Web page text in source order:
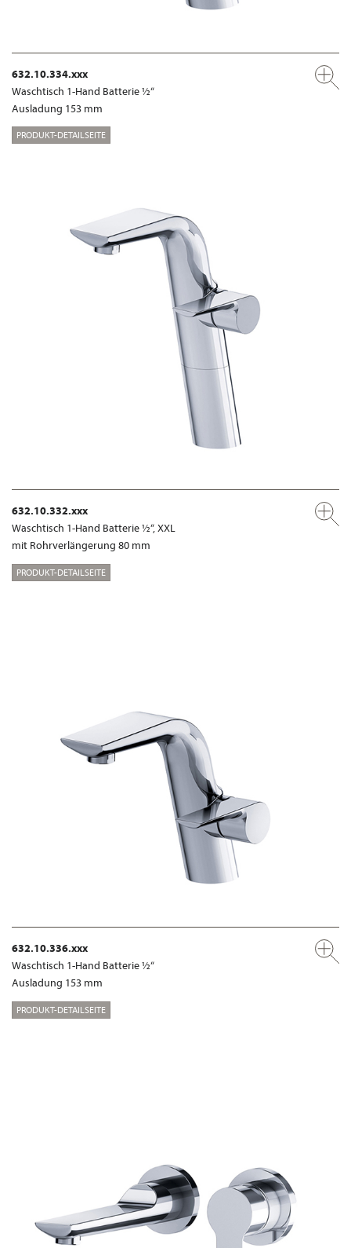
632.10.334.xxx
Waschtisch 1-Hand Batterie ½“
Ausladung 153 mm
PRODUKT-DETAILSEITE
632.10.332.xxx
Waschtisch 1-Hand Batterie ½“, XXL
mit Rohrverlängerung 80 mm
PRODUKT-DETAILSEITE
632.10.336.xxx
Waschtisch 1-Hand Batterie ½“
Ausladung 153 mm
PRODUKT-DETAILSEITE